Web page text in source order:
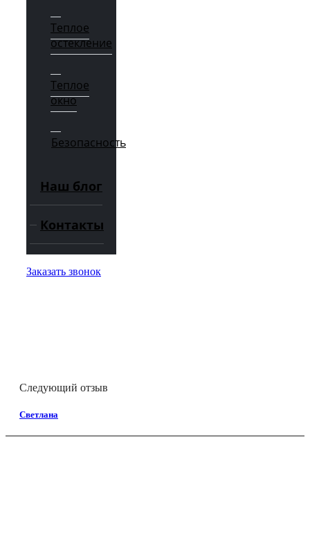
Теплое
остекление
Теплое
окно
Безопасность
Наш блог
Контакты
Заказать звонок
Следующий отзыв
Светлана